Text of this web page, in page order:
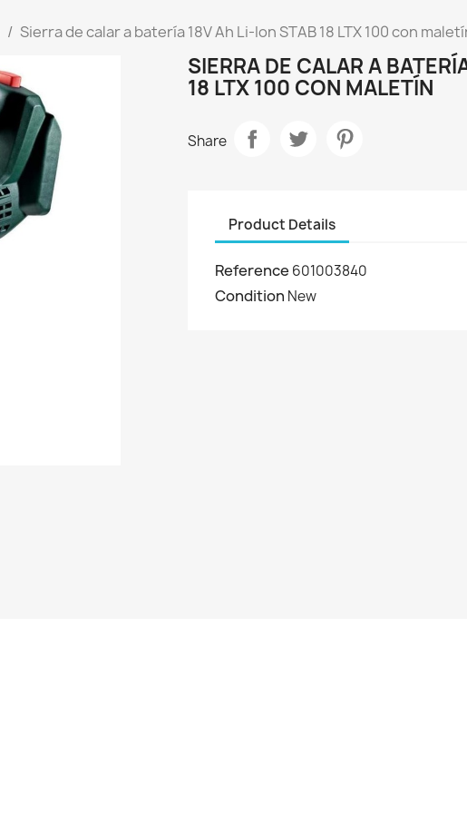
Sierra de calar a batería 18V Ah Li-Ion STAB 18 LTX 100 con
SIERRA DE CALAR A
18 LTX 100 CON MALETÍN
Share
Product Details
Reference 601003840
Condition New